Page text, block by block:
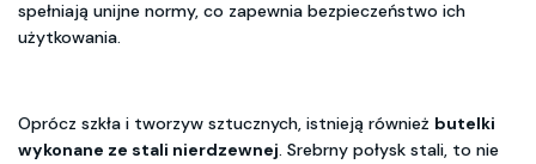
spełniają unijne normy, co zapewnia bezpieczeństwo ich
użytkowania.
Oprócz szkła i tworzyw sztucznych, istnieją również butelki
wykonane ze stali nierdzewnej. Srebrny połysk stali, to nie